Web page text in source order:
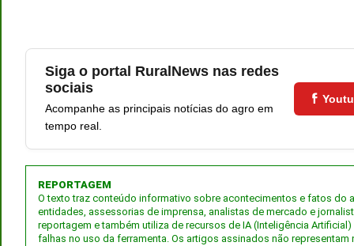
Siga o portal RuralNews nas redes
sociais
Acompanhe as principais notícias do agro em
tempo real.
REPORTAGEM
O texto traz conteúdo informativo sobre acontecimentos e fatos
entidades, assessorias de imprensa, analistas de mercado e
reportagem e também utiliza de recursos de IA (Inteligência
falhas no uso da ferramenta. Os artigos assinados não